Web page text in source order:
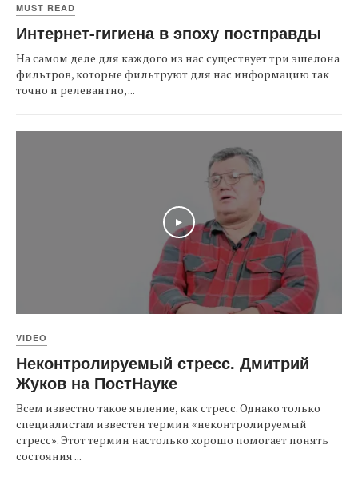
MUST READ
Интернет-гигиена в эпоху постправды
На самом деле для каждого из нас существует три эшелона
фильтров, которые фильтруют для нас информацию так
точно и релевантно, ...
Play
VIDEO
Неконтролируемый стресс. Дмитрий
Жуков на ПостНауке
Всем известно такое явление, как стресс. Однако только
специалистам известен термин «неконтролируемый
стресс». Этот термин настолько хорошо помогает понять
состояния ...